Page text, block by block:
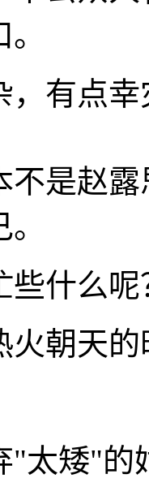
，有点
不是赵
些什么呢
火朝天
"太矮"的